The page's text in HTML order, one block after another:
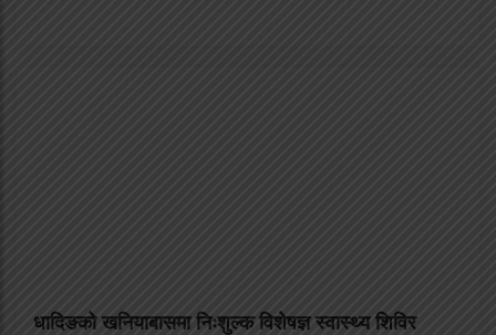
धादिङको खनियाबासमा निःशुल्क विशेषज्ञ स्वास्थ्य शिविर